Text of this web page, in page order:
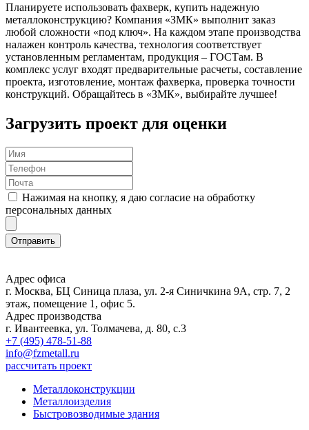
Планируете использовать фахверк, купить надежную
металлоконструкцию? Компания «ЗМК» выполнит заказ
любой сложности «под ключ». На каждом этапе производства
налажен контроль качества, технология соответствует
установленным регламентам, продукция – ГОСТам. В
комплекс услуг входят предварительные расчеты, составление
проекта, изготовление, монтаж фахверка, проверка точности
конструкций. Обращайтесь в «ЗМК», выбирайте лучшее!
Загрузить проект для оценки
Нажимая на кнопку, я даю согласие на обработку
персональных данных
Адрес офиса
г. Москва, БЦ Синица плаза, ул. 2-я Синичкина 9А, стр. 7, 2
этаж, помещение 1, офис 5.
Адрес производства
г. Ивантеевка, ул. Толмачева, д. 80, с.3
+7 (495) 478-51-88
info@fzmetall.ru
рассчитать проект
Металлоконструкции
Металлоизделия
Быстровозводимые здания